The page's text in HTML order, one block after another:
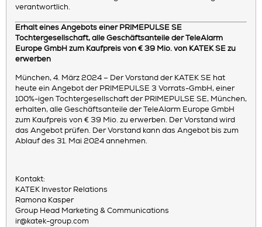
verantwortlich.
Erhalt eines Angebots einer PRIMEPULSE SE
Tochtergesellschaft, alle Geschäftsanteile der TeleAlarm
Europe GmbH zum Kaufpreis von € 39 Mio. von KATEK SE zu
erwerben
München, 4. März 2024 – Der Vorstand der KATEK SE hat
heute ein Angebot der PRIMEPULSE 3 Vorrats-GmbH, einer
100%-igen Tochtergesellschaft der PRIMEPULSE SE, München,
erhalten, alle Geschäftsanteile der TeleAlarm Europe GmbH
zum Kaufpreis von € 39 Mio. zu erwerben. Der Vorstand wird
das Angebot prüfen. Der Vorstand kann das Angebot bis zum
Ablauf des 31. Mai 2024 annehmen.
Kontakt:
KATEK Investor Relations
Ramona Kasper
Group Head Marketing & Communications
ir@katek-group.com